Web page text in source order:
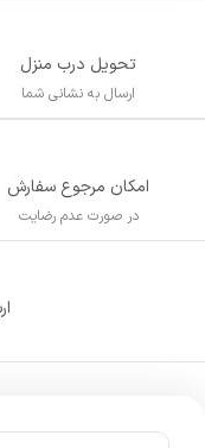
تحویل درب منزل
ارسال به نشانی شما
امکان مرجوع سفارش
در صورت عدم رضایت